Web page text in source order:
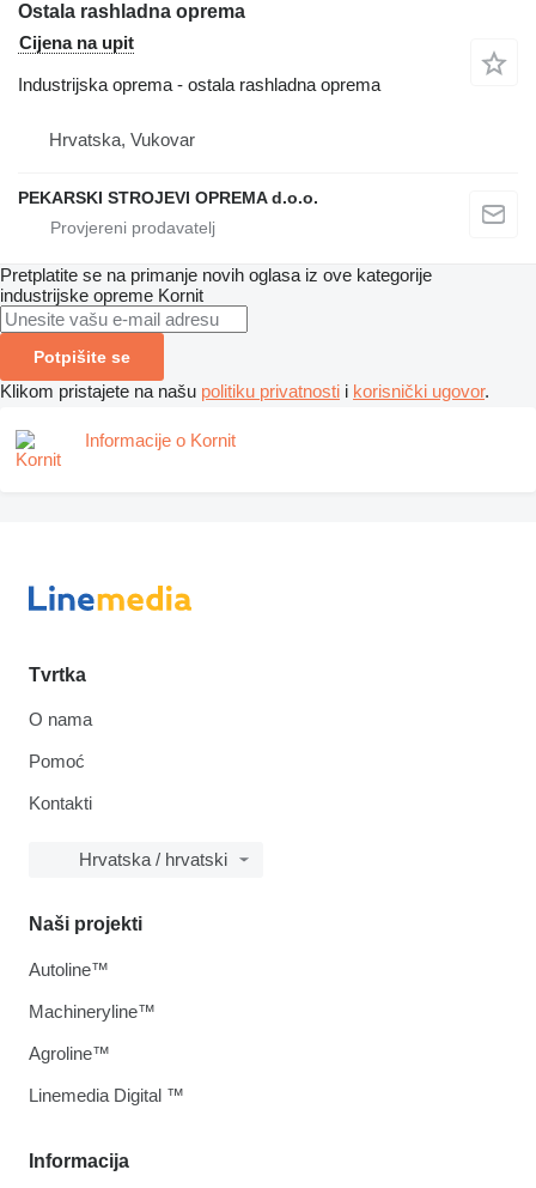
Ostala rashladna oprema
Cijena na upit
Industrijska oprema - ostala rashladna oprema
Hrvatska, Vukovar
PEKARSKI STROJEVI OPREMA d.o.o.
Pretplatite se na primanje novih oglasa iz ove kategorije
industrijske opreme Kornit
Potpišite se
Klikom pristajete na našu politiku privatnosti i korisnički ugovor.
Informacije o Kornit
Tvrtka
O nama
Pomoć
Kontakti
Hrvatska / hrvatski
Informacija
Naši projekti
Autoline™
Machineryline™
Agroline™
Linemedia Digital ™